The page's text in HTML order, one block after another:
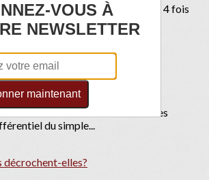
milieux défavorisés en France ont 4 fois
en...
nationale 2016
National confirment bien ces
du simple...
VOUS À
NEWSLETTER
maintenant